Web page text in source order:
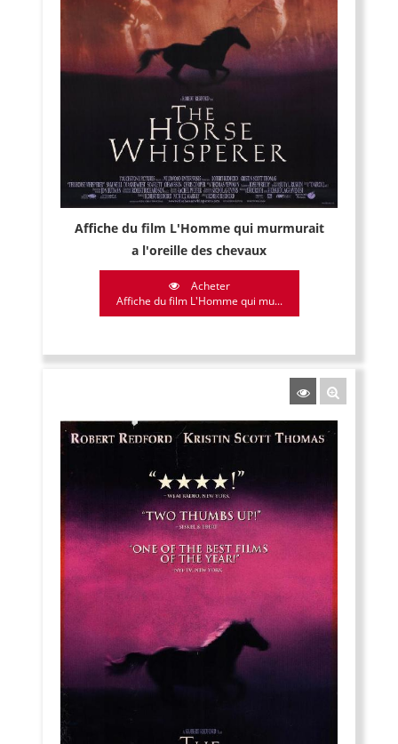
Affiche du film L'Homme qui murmurait
a l'oreille des chevaux
Acheter
Affiche du film L'Homme qui mu...